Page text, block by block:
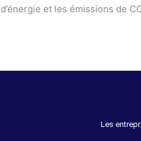
et les émissions de
Les